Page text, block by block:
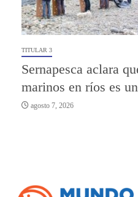
TITULAR 3
Sernapesca aclara
marinos en ríos es
agosto 7, 2026